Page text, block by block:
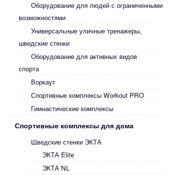
Оборудование для людей с ограниченными
возможностями
Универсальные уличные тренажеры,
шведские стенки
Оборудование для активных видов
спорта
Воркаут
Спортивные комплексы Workout PRO
Гимнастические комплексы
Спортивные комплексы для дома
Шведские стенки ЭКТА
ЭКТА Elite
ЭКТА NL